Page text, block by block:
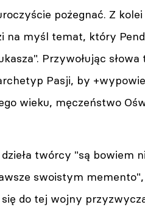
pożegnać. Z
na myśl temat, który
Przywołując
Pasji, by
wieku, męczeństwo
twórcy "są bowiem
swoistym
do tej wojny